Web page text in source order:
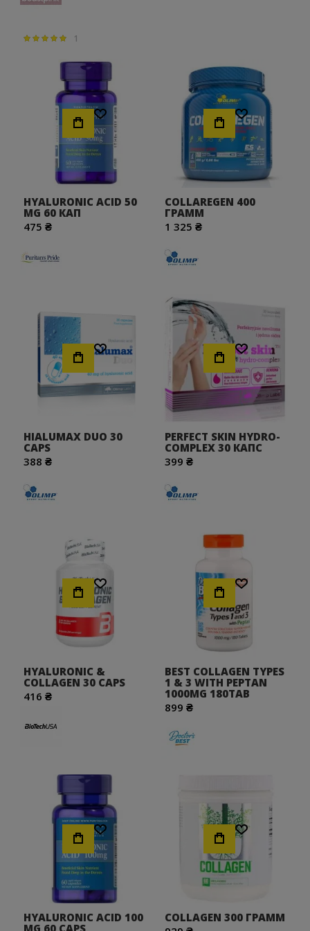
Параметр оценки:
1
Хочу!
HYALURONIC ACID 50
MG 60 КАП
475 ₴
Хочу!
COLLAREGEN 400
ГРАММ
1 325 ₴
Хочу!
HIALUMAX DUO 30
CAPS
388 ₴
Хочу!
PERFECT SKIN HYDRO-
COMPLEX 30 КАПС
399 ₴
Хочу!
HYALURONIC &
COLLAGEN 30 CAPS
416 ₴
Хочу!
BEST COLLAGEN TYPES
1 & 3 WITH PEPTAN
1000MG 180TAB
899 ₴
Хочу!
HYALURONIC ACID 100
MG 60 CAPS
Хочу!
COLLAGEN 300 ГРАММ